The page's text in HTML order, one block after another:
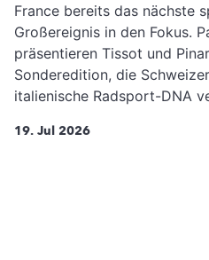
France bereits das nächste
Großereignis in den Fokus.
präsentieren Tissot und
Sonderedition, die
italienische Radsport-DNA
19. Jul 2026